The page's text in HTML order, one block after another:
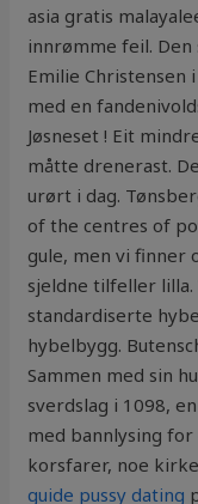
asia gratis
innrømme feil.
Emilie Christensen
med en
Jøsneset ! Eit
måtte drenerast.
urørt i dag.
of the centres of
gule, men vi finner
sjeldne tilfeller
standardiserte
hybelbygg.
Sammen med sin
sverdslag i 1098,
med bannlysing
korsfarer, noe
guide pussy dating